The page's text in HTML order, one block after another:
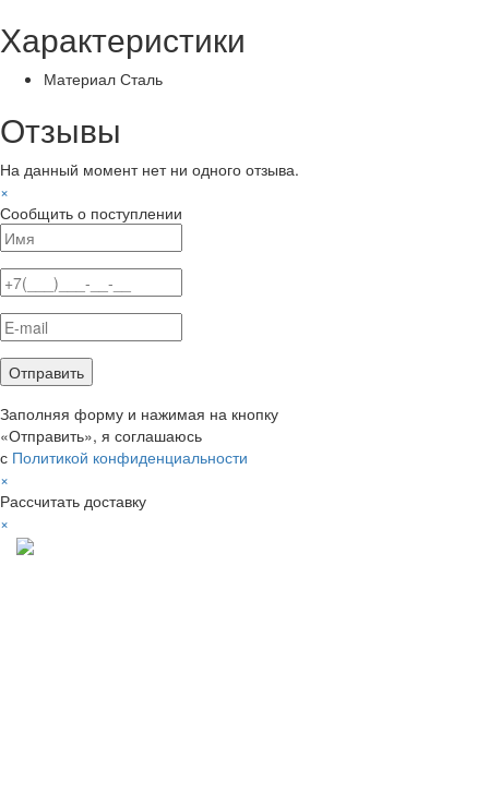
Характеристики
Материал Сталь
Отзывы
На данный момент нет ни одного отзыва.
×
Сообщить о поступлении
Заполняя форму и нажимая на кнопку
«Отправить», я соглашаюсь
с Политикой конфиденциальности
×
Рассчитать доставку
×